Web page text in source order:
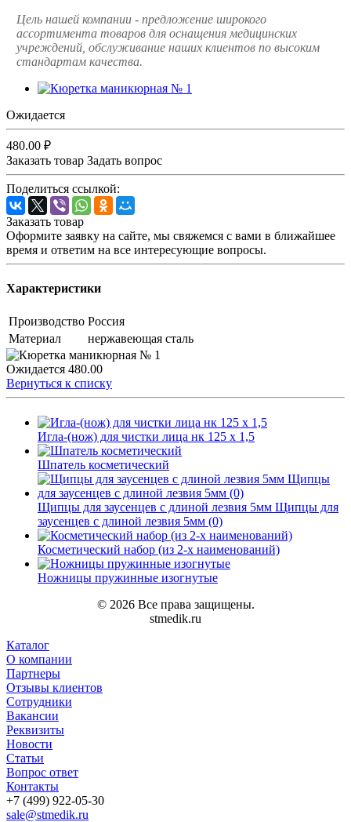
Цель нашей компании - предложение широкого
ассортимента товаров для оснащения медицинских
учреждений, обслуживание наших клиентов по высоким
стандартам качества.
Ожидается
480.00 ₽
Заказать товар Задать вопрос
Поделиться ссылкой:
Заказать товар
Оформите заявку на сайте, мы свяжемся с вами в ближайшее
время и ответим на все интересующие вопросы.
Характеристики
Производство Россия
Материал
нержавеющая сталь
Ожидается 480.00
Вернуться к списку
Игла-(нож) для чистки лица нк 125 х 1,5
Шпатель косметический
Щипцы для заусенцев с длиной лезвия 5мм Щипцы для
заусенцев с длиной лезвия 5мм (0)
Косметический набор (из 2-х наименований)
Ножницы пружинные изогнутые
© 2026 Все права защищены.
stmedik.ru
Каталог
О компании
Партнеры
Отзывы клиентов
Сотрудники
Вакансии
Реквизиты
Новости
Статьи
Вопрос ответ
Контакты
+7 (499) 922-05-30
sale@stmedik.ru